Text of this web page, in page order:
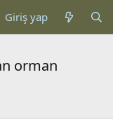
Giriş yap
orman